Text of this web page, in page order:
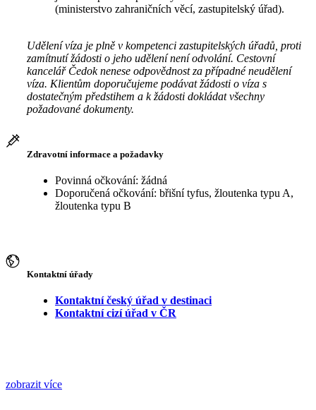
(ministerstvo zahraničních věcí, zastupitelský úřad).
Udělení víza je plně v kompetenci zastupitelských úřadů, proti
zamítnutí žádosti o jeho udělení není odvolání. Cestovní
kancelář Čedok nenese odpovědnost za případné neudělení
víza. Klientům doporučujeme podávat žádosti o víza s
dostatečným předstihem a k žádosti dokládat všechny
požadované dokumenty.
Zdravotní informace a požadavky
Povinná očkování: žádná
Doporučená očkování: břišní tyfus, žloutenka typu A,
žloutenka typu B
Kontaktní úřady
Kontaktní český úřad v destinaci
Kontaktní cizí úřad v ČR
zobrazit více